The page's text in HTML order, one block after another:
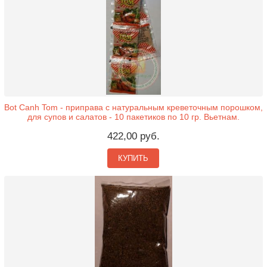
Bot Canh Tom - приправа с натуральным креветочным порошком,
для супов и салатов - 10 пакетиков по 10 гр. Вьетнам.
422,00 руб.
КУПИТЬ